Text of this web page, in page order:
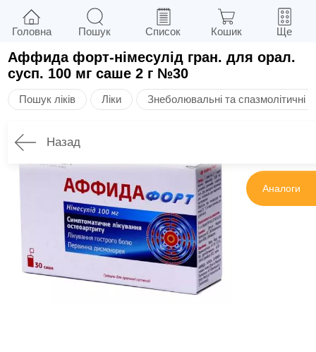
Аффида форт-німесулід гран. для орал.
сусп. 100 мг саше 2 г №30
Пошук ліків Ліки Знеболювальні та спазмолітичні
Назад
Аналоги
Головна Пошук Список Кошик Ще